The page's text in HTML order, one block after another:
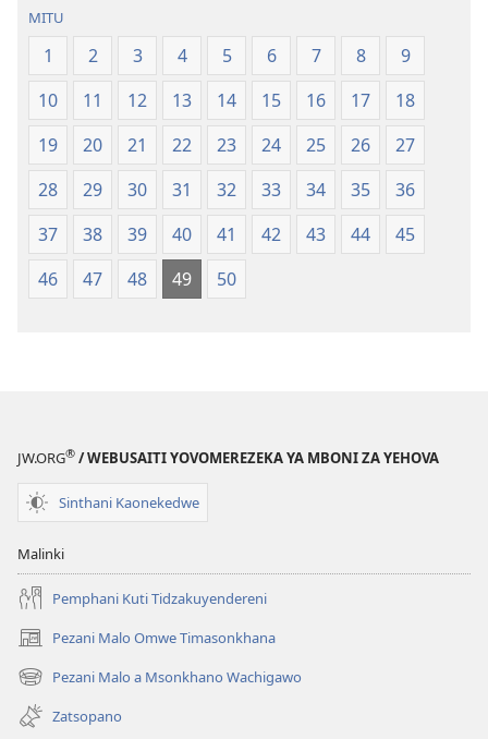
Malemba
Opatulika
(Lokonzedwanso
mu
2023)
mu
2023)
MITU
1 2 3 4 5 6 7 8
9
10
11 12 13 14 15 16 17
18
19
20 21 22 23 24 25 26
27
28
29 30 31 32 33 34 35
36
37
38 39 40 41 42 43 44
45
46
47 48 49 50
JW.ORG® / WEBUSAITI YOVOMEREZEKA YA MBONI ZA YEHOVA
Sinthani Kaonekedwe
Malinki
Pemphani Kuti Tidzakuyendereni
Pezani Malo Omwe Timasonkhana
(imatsegula
tsamba
lina)
Pezani Malo a Msonkhano Wachigawo
(imatsegula
tsamba
lina)
Zatsopano